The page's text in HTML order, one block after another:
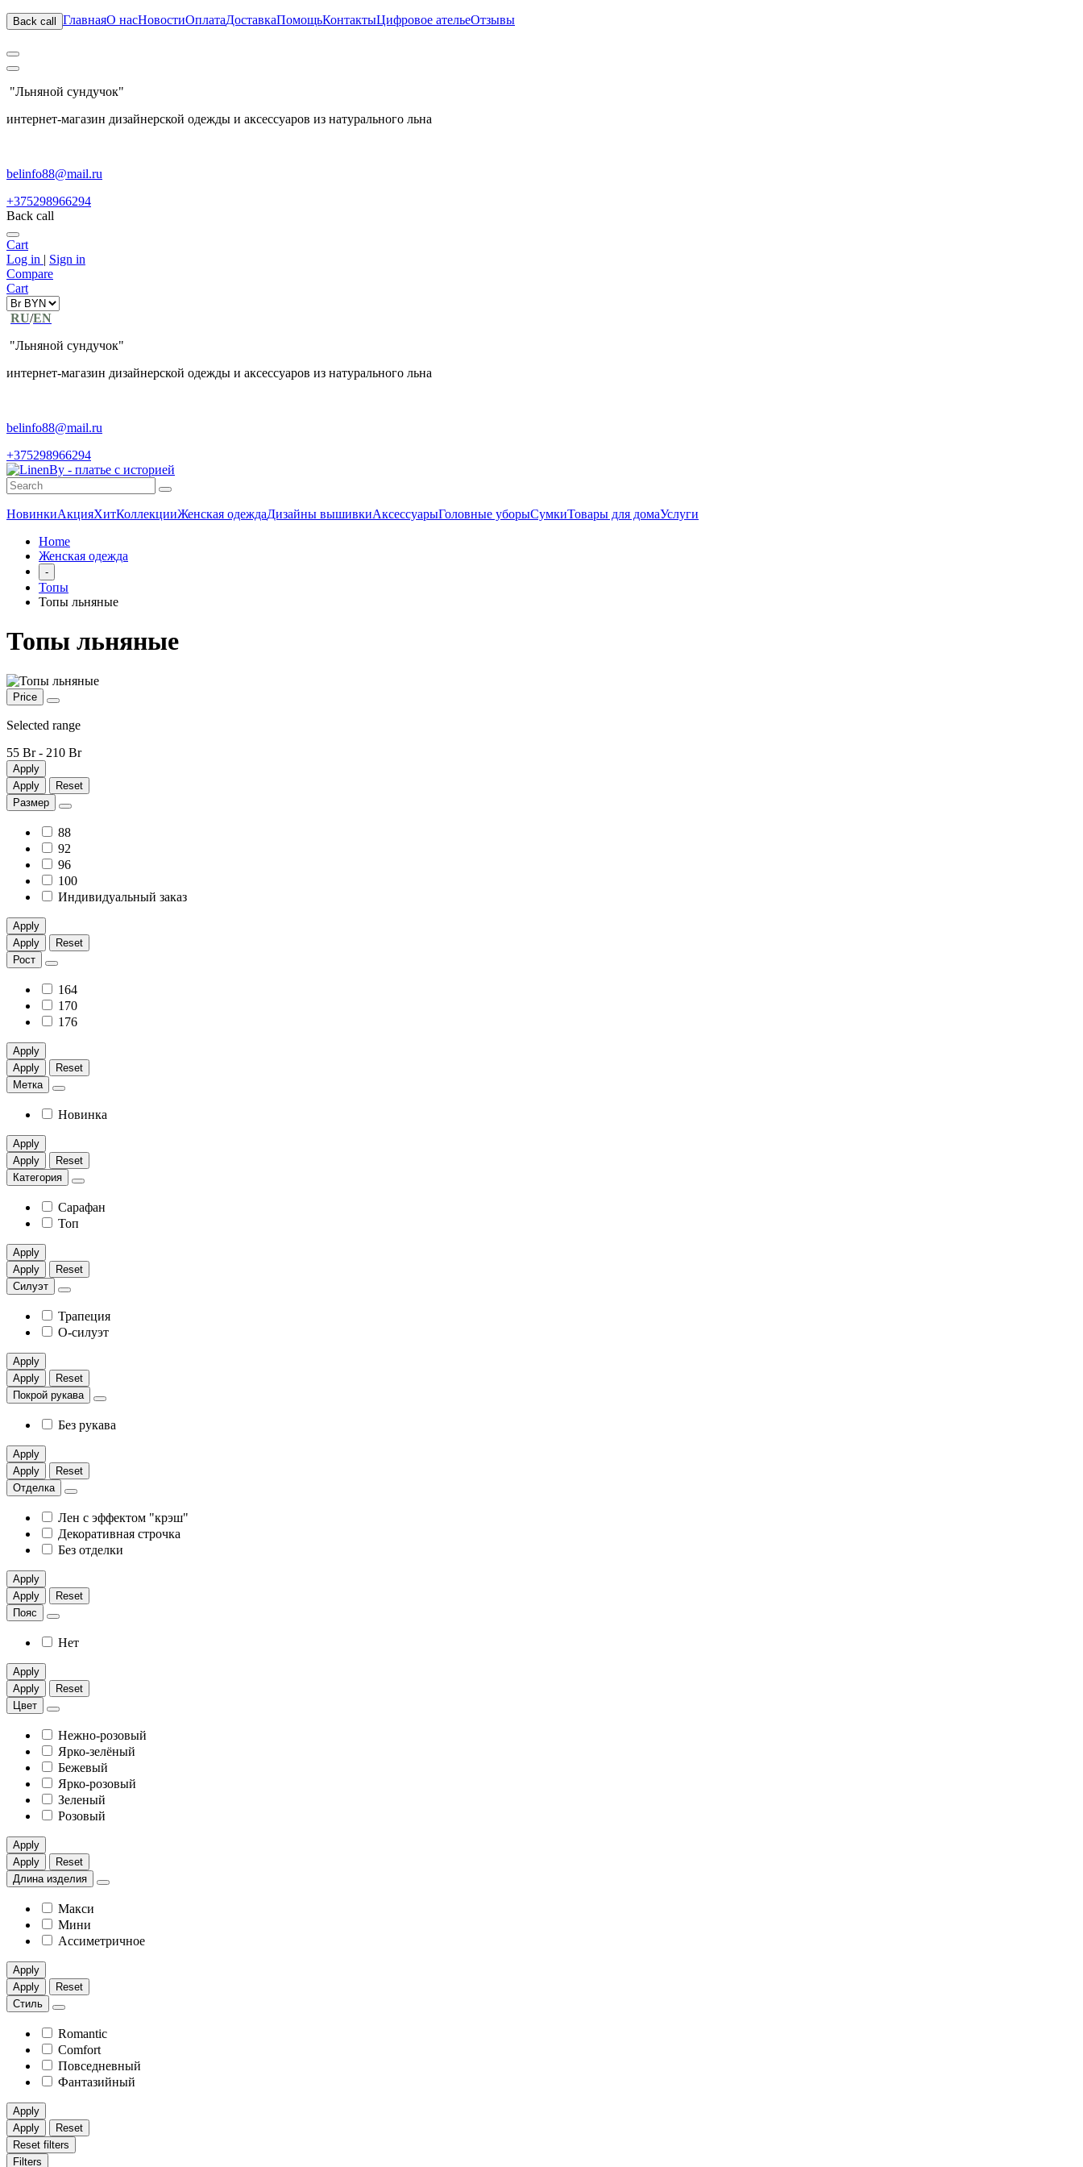
Back call ГлавнаяО насНовостиОплатаДоставкаПомощьКонтактыЦифровое ательеОтзывы
"Льняной сундучок"
интернет-магазин дизайнерской одежды и аксессуаров из натурального льна
belinfo88@mail.ru
+375298966294
Back call
Cart
Log in | Sign in
Compare
Cart
RU/EN
"Льняной сундучок"
интернет-магазин дизайнерской одежды и аксессуаров из натурального льна
belinfo88@mail.ru
+375298966294
НовинкиАкцияХитКоллекцииЖенская одеждаДизайны вышивкиАксессуарыГоловные уборыСумкиТовары для домаУслуги
Home
Женская одежда
-
Топы
Топы льняные
Топы льняные
Price
Selected range
55 Br- 210 Br
Apply
Apply
Reset
Размер
88
92
96
100
Индивидуальный заказ
Apply
Apply
Reset
Рост
164
170
176
Apply
Apply
Reset
Метка
Новинка
Apply
Apply
Reset
Категория
Сарафан
Топ
Apply
Apply
Reset
Силуэт
Трапеция
О-силуэт
Apply
Apply
Reset
Покрой рукава
Без рукава
Apply
Apply
Reset
Отделка
Лен с эффектом "крэш"
Декоративная строчка
Без отделки
Apply
Apply
Reset
Пояс
Нет
Apply
Apply
Reset
Цвет
Нежно-розовый
Ярко-зелёный
Бежевый
Ярко-розовый
Зеленый
Розовый
Apply
Apply
Reset
Длина изделия
Макси
Мини
Ассиметричное
Apply
Apply
Reset
Стиль
Romantic
Comfort
Повседневный
Фантазийный
Apply
Apply
Reset
Reset filters
Filters